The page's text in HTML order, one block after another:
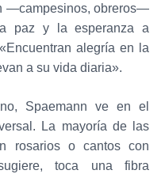
—campesinos, obreros—
paz y la esperanza a
alegría en la
a su vida diaria».
Spaemann ve en el
La mayoría de las
rosarios o cantos con
toca una fibra